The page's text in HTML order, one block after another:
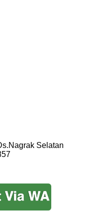
Selatan